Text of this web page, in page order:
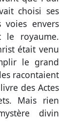
choisi ses
voies envers
le royaume.
était venu
le grand
racontaient
des Actes
Mais rien
divin